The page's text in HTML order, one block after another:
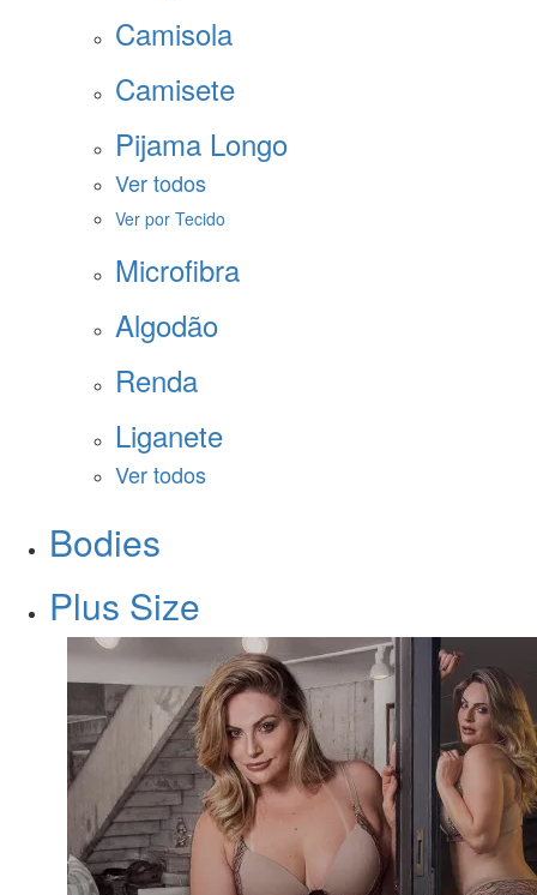
Camisola
Camisete
Pijama Longo
Ver todos
Ver por Tecido
Microfibra
Algodão
Renda
Liganete
Ver todos
Bodies
Plus Size